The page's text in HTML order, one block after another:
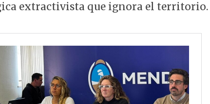
extractivista que ignora el territorio.